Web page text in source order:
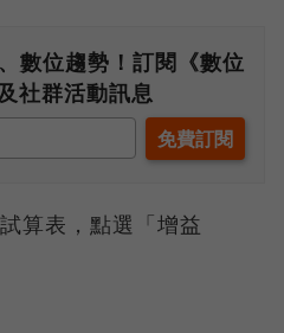
數位趨勢！訂閱《數位
社群活動訊息
算表，點選「增益